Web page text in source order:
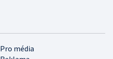
Pro média